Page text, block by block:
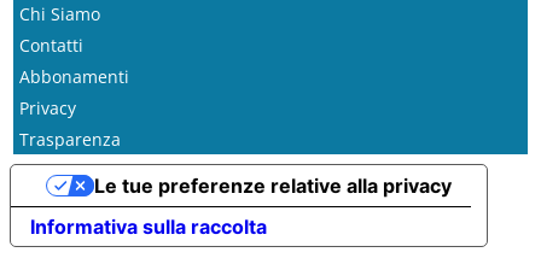
Chi Siamo
Contatti
Abbonamenti
Privacy
Trasparenza
Informativa sulla raccolta
Le tue preferenze relative alla privacy